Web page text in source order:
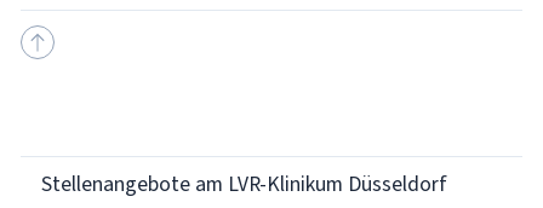
Stellenangebote am LVR-Klinikum Düsseldorf